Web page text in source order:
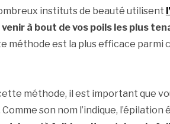
instituts de beauté utilisent
venir à bout de vos poils les plus
méthode est la plus efficace parmi
méthode, il est important que
son nom l’indique,